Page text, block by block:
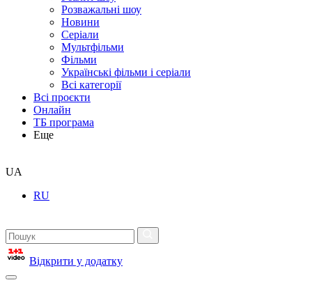
Розважальні шоу
Новини
Серіали
Мультфільми
Фільми
Українські фільми і серіали
Всі категорії
Всі проєкти
Онлайн
ТБ програма
Еще
UA
RU
Відкрити у додатку